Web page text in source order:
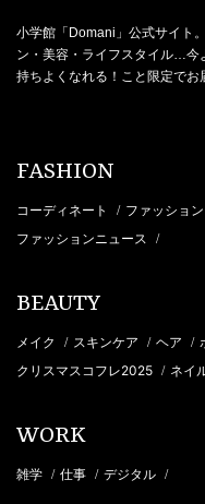
小学館「Domani」公式サイト
ン・美容・ライフスタイル…今
持ちよくなれる！こと限定でお
FASHION
コーディネート / ファッショ
ファッションニュース /
BEAUTY
メイク / スキンケア / ヘア /
クリスマスコフレ2025 / ネイ
WORK
雑学 / 仕事 / デジタル /